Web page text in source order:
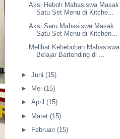
Aksi Heboh Mahasiswa Masak
Satu Set Menu di Kitche...
Aksi Seru Mahasiswa Masak
Satu Set Menu di Kitchen...
Melihat Kehebohan Mahasiswa
Belajar Bartending di ...
► Juni (15)
►
Mei (15)
► April (15)
► Maret (15)
►
Februari (15)